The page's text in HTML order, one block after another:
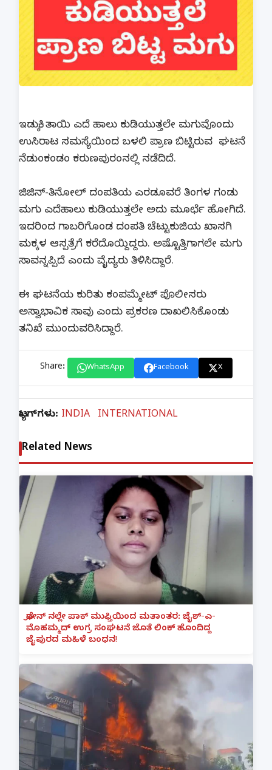
ಇಡುಕ್ಕಿ: ತಾಯಿ ಎದೆ ಹಾಲು ಕುಡಿಯುತ್ತಲೇ ಮಗುವೊಂದು
ಉಸಿರಾಟ ಸಮಸ್ಯೆಯಿಂದ ಬಳಲಿ ಪ್ರಾಣ ಬಿಟ್ಟಿರುವ ಘಟನೆ
ನೆಡುಂಕಂಡಂ ಕರುಣಪುರಂನಲ್ಲಿ ನಡೆದಿದೆ.
ಜಿಜಿನ್-ತಿನೋಲ್ ದಂಪತಿಯ ಎರಡೂವರೆ ತಿಂಗಳ ಗಂಡು
ಮಗು ಎದೆಹಾಲು ಕುಡಿಯುತ್ತಲೇ ಅದು ಮೂರ್ಛೆ ಹೋಗಿದೆ.
ಇದರಿಂದ ಗಾಬರಿಗೊಂಡ ದಂಪತಿ ಚೆಟ್ಟುಕುಜಿಯ ಖಾಸಗಿ
ಮಕ್ಕಳ ಆಸ್ಪತ್ರೆಗೆ ಕರೆದೊಯ್ದಿದ್ದರು. ಅಷ್ಟೊತ್ತಿಗಾಗಲೇ ಮಗು
ಸಾವನ್ನಪ್ಪಿದೆ ಎಂದು ವೈದ್ಯರು ತಿಳಿಸಿದ್ದಾರೆ.
ಈ ಘಟನೆಯ ಕುರಿತು ಕಂಪಮ್ಮೇಟ್ ಪೊಲೀಸರು
ಅಸ್ವಾಭಾವಿಕ ಸಾವು ಎಂದು ಪ್ರಕರಣ ದಾಖಲಿಸಿಕೊಂಡು
ತನಿಖೆ ಮುಂದುವರಿಸಿದ್ದಾರೆ.
Share: WhatsApp Facebook X
ಟ್ಯಾಗ್‌ಗಳು: INDIA INTERNATIONAL
Related News
ಫೋನ್ ನಲ್ಲೇ ಪಾಕ್ ಮುಫ್ತಿಯಿಂದ ಮತಾಂತರ: ಜೈಶ್-ಎ-
ಮೊಹಮ್ಮದ್ ಉಗ್ರ ಸಂಘಟನೆ ಜೊತೆ ಲಿಂಕ್ ಹೊಂದಿದ್ದ
ಜೈಪುರದ ಮಹಿಳೆ ಬಂಧನ!